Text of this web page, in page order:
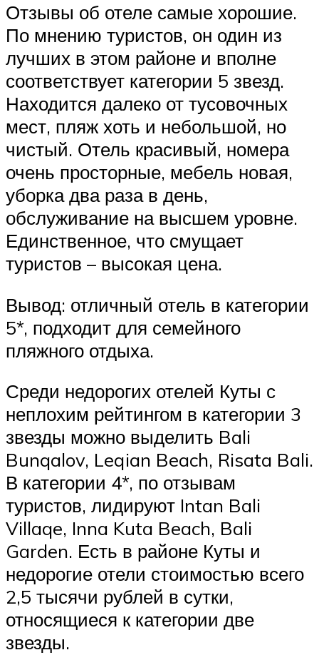
Отзывы об отеле самые хорошие.
По мнению туристов, он один из
лучших в этом районе и вполне
соответствует категории 5 звезд.
Находится далеко от тусовочных
мест, пляж хоть и небольшой, но
чистый. Отель красивый, номера
очень просторные, мебель новая,
уборка два раза в день,
обслуживание на высшем уровне.
Единственное, что смущает
туристов – высокая цена.
Вывод: отличный отель в категории
5*, подходит для семейного
пляжного отдыха.
Среди недорогих отелей Куты с
неплохим рейтингом в категории 3
звезды можно выделить Bali
Bunqalov, Leqian Beach, Risata Bali.
В категории 4*, по отзывам
туристов, лидируют Intan Bali
Villaqe, Inna Kuta Beach, Bali
Garden. Есть в районе Куты и
недорогие отели стоимостью всего
2,5 тысячи рублей в сутки,
относящиеся к категории две
звезды.